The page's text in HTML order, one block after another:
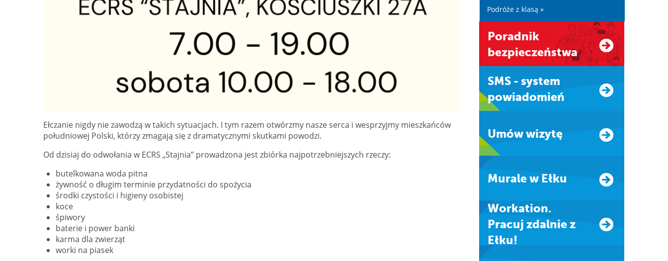
Ełczanie nigdy nie zawodzą w takich sytuacjach. I tym razem otwórzmy nasze serca i wesprzyjmy mieszkańców
południowej Polski, którzy zmagają się z dramatycznymi skutkami powodzi.
Od dzisiaj do odwołania w ECRS „Stajnia” prowadzona jest zbiórka najpotrzebniejszych rzeczy:
butelkowana woda pitna
żywność o długim terminie przydatności do spożycia
środki czystości i higieny osobistej
koce
śpiwory
baterie i power banki
karma dla zwierząt
worki na piasek
Podróże z klasą »
Poradnik
bezpieczeństwa
SMS - system
powiadomień
Umów wizytę
Murale w Ełku
Workation.
Pracuj zdalnie z
Ełku!